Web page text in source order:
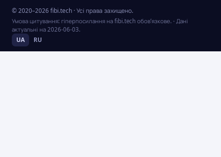
© 2020–2026 fibi.tech · Усі права захищено.
Умова цитування: гіперпосилання на fibi.tech обов’язкове. · Дані
актуальні на 2026-06-03.
UA RU